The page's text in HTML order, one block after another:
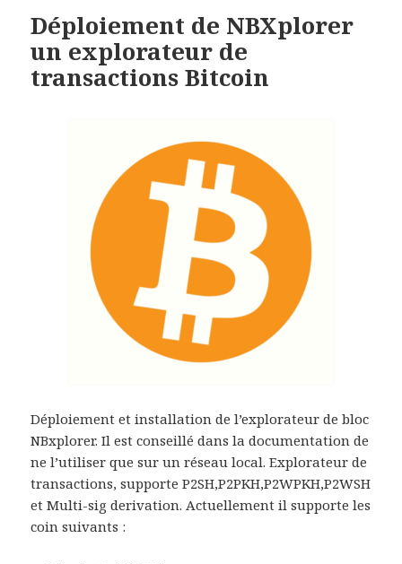
Déploiement de NBXplorer
un explorateur de
transactions Bitcoin
Déploiement et installation de l’explorateur de bloc
NBxplorer. Il est conseillé dans la documentation de
ne l’utiliser que sur un réseau local. Explorateur de
transactions, supporte P2SH,P2PKH,P2WPKH,P2WSH
et Multi-sig derivation. Actuellement il supporte les
coin suivants :